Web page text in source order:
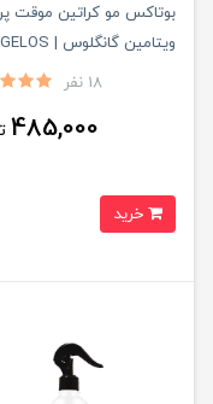
بوتاکس مو کراتین موقت
ویتامین گانگلوس | GANGELOS
18 نفر
485,000